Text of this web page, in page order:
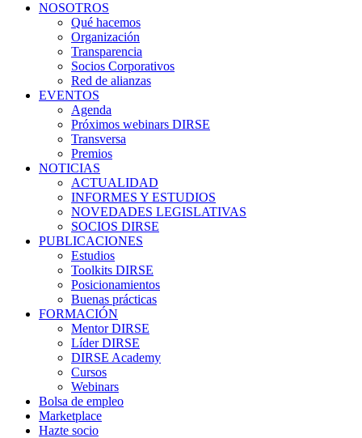
NOSOTROS
Qué hacemos
Organización
Transparencia
Socios Corporativos
Red de alianzas
EVENTOS
Agenda
Próximos webinars DIRSE
Transversa
Premios
NOTICIAS
ACTUALIDAD
INFORMES Y ESTUDIOS
NOVEDADES LEGISLATIVAS
SOCIOS DIRSE
PUBLICACIONES
Estudios
Toolkits DIRSE
Posicionamientos
Buenas prácticas
FORMACIÓN
Mentor DIRSE
Líder DIRSE
DIRSE Academy
Cursos
Webinars
Bolsa de empleo
Marketplace
Hazte socio